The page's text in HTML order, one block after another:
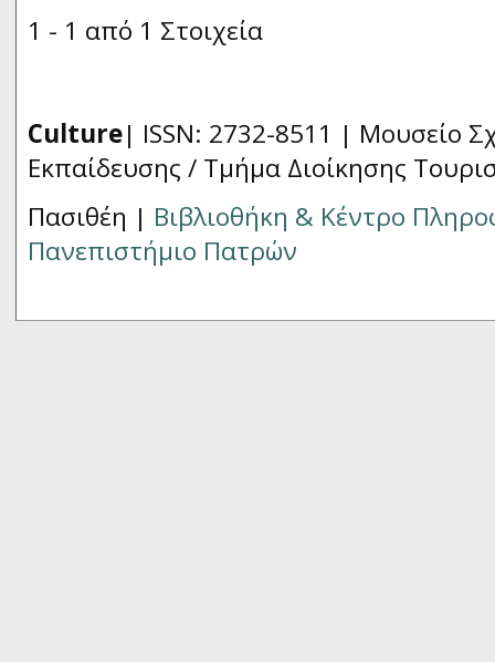
1 - 1 από 1 Στοιχεία
Culture| ISSN: 2732-8511 | Μουσείο
Εκπαίδευσης / Τμήμα Διοίκησης
Πασιθέη | Βιβλιοθήκη & Κέντρο
Πανεπιστήμιο Πατρών